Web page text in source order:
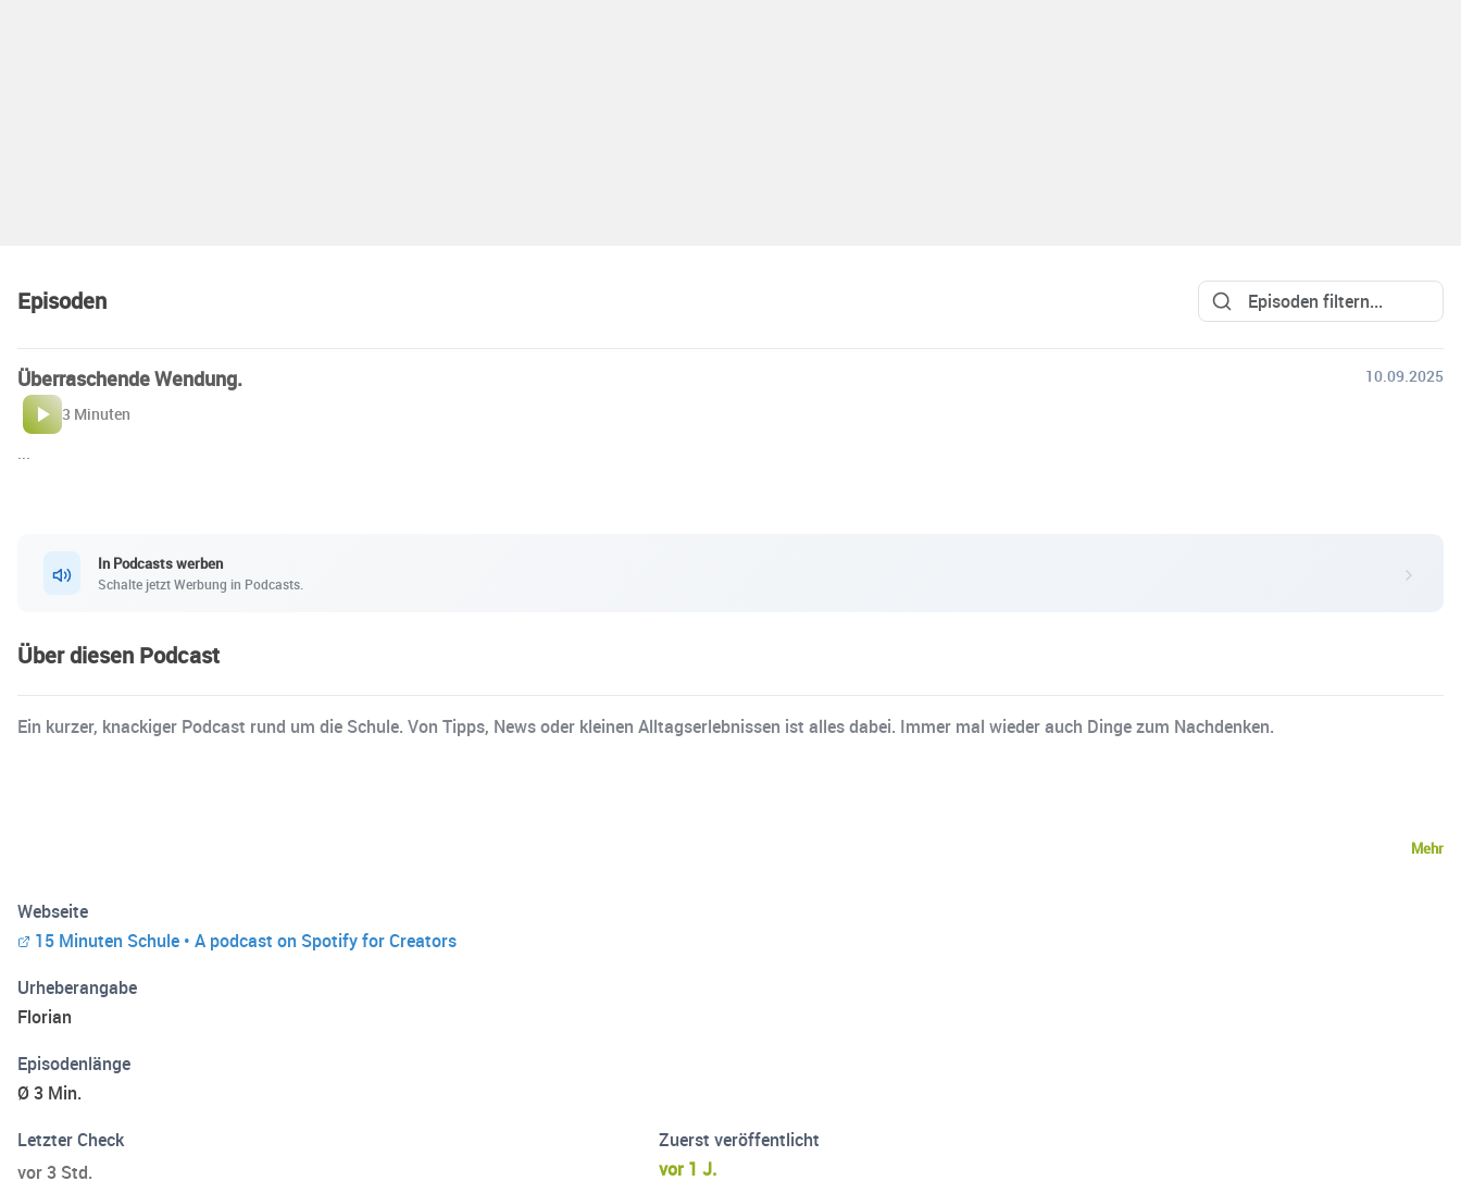
Episoden
Überraschende Wendung.
10.09.2025
3 Minuten
...
In Podcasts werben
Schalte jetzt Werbung in Podcasts.
Über diesen Podcast
Ein kurzer, knackiger Podcast rund um die Schule. Von Tipps, News oder kleinen Alltagserlebnissen ist alles dabei. Immer mal wieder auch Dinge zum Nachdenken.
Mehr
Webseite
15 Minuten Schule • A podcast on Spotify for Creators
Urheberangabe
Florian
Episodenlänge
Ø 3 Min.
Letzter Check
vor 3 Std.
Zuerst veröffentlicht
vor 1 J.